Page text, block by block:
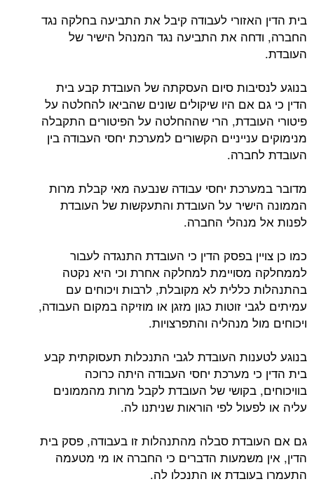
בית הדין האזורי לעבודה קיבל את התביעה בחלקה נגד
החברה, ודחה את התביעה נגד המנהל הישיר של
העובדת.
בנוגע לנסיבות סיום העסקתה של העובדת קבע בית
הדין כי גם אם היו שיקולים שונים שהביאו להחלטה על
פיטורי העובדת, הרי שההחלטה על הפיטורים התקבלה
מנימוקים ענייניים הקשורים למערכת יחסי העבודה בין
העובדת לחברה.
מדובר במערכת יחסי עבודה שנבעה מאי קבלת מרות
הממונה הישיר על העובדת והתעקשות של העובדת
לפנות אל מנהלי החברה.
כמו כן צויין בפסק הדין כי העובדת התנגדה לעבור
לממחלקה מסויימת למחלקה אחרת וכי היא נקטה
בהתנהלות כללית לא מקובלת, לרבות ויכוחים עם
עמיתים לגבי זוטות כגון מזגן או מוזיקה במקום העבודה,
ויכוחים מול מנהליה והתפרצויות.
בנוגע לטענות העובדת לגבי התנכלות תעסוקתית קבע
בית הדין כי מערכת יחסי העבודה היתה כרוכה
בוויכוחים, בקושי של העובדת לקבל מרות מהממונים
עליה או לפעול לפי הוראות שניתנו לה.
גם אם העובדת סבלה מהתנהלות זו בעבודה, פסק בית
הדין, אין משמעות הדברים כי החברה או מי מטעמה
התעמרו בעובדת או התנכלו לה.